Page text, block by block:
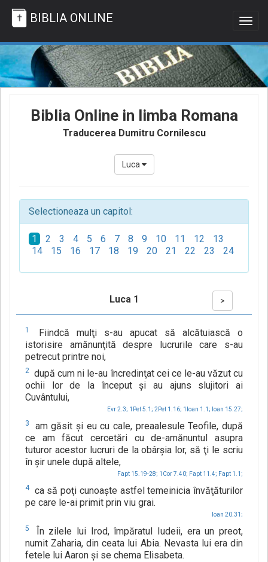
BIBLIA ONLINE
Biblia Online in limba Romana
Traducerea Dumitru Cornilescu
Luca
Selectioneaza un capitol:
1 2 3 4 5 6 7 8 9 10 11 12
13
14
15 16 17 18 19 20 21 22 23 24
Luca 1 >
1
Fiindcă mulţi s-au apucat să alcătuiască o
istorisire amănunţită despre lucrurile care s-au
petrecut printre noi,
2 după cum ni le-au încredinţat cei ce le-au văzut cu
ochii lor de la început şi au ajuns slujitori ai
Cuvântului,
Evr 2.3; 1Pet 5.1; 2Pet 1.16; 1Ioan 1.1; Ioan 15.27;
3
am găsit şi eu cu cale, preaalesule Teofile, după
ce am făcut cercetări cu de-amănuntul asupra
tuturor acestor lucruri de la obârşia lor, să ţi le scriu
în şir unele după altele,
Fapt 15.19-28; 1Cor 7.40; Fapt 11.4; Fapt 1.1;
4
ca să poţi cunoaşte astfel temeinicia învăţăturilor
pe care le-ai primit prin viu grai.
Ioan 20.31;
5
În zilele lui Irod, împăratul Iudeii, era un preot,
numit Zaharia, din ceata lui Abia. Nevasta lui era din
fetele lui Aaron şi se chema Elisabeta.